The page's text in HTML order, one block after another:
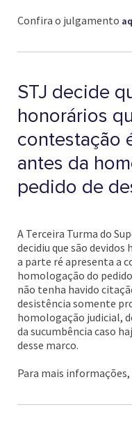
Confira o julgamento
STJ decide
honorários
contestação
antes da
pedido de
A Terceira Turma do
decidiu que são
a parte ré apresenta a
homologação do
não tenha havido
desistência somente
homologação judicial,
da sucumbência caso
desse marco.
Para mais informações,